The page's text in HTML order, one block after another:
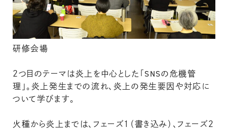
研修会場
２つ目のテーマは炎上を中心とした「SNSの危機管
理」。炎上発生までの流れ、炎上の発生要因や対応に
ついて学びます。
火種から炎上までは、フェーズ１（書き込み）、フェーズ２